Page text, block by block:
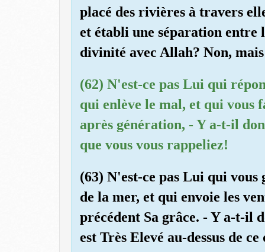
placé des rivières à travers
et établi une séparation entre
divinité avec Allah? Non,
(62) N'est-ce pas Lui qui
qui enlève le mal, et qui vous
après génération, - Y a-t-il
que vous vous rappeliez!
(63) N'est-ce pas Lui qui vous
de la mer, et qui envoie les
précédent Sa grâce. - Y a-t-il
est Très Elevé au-dessus de